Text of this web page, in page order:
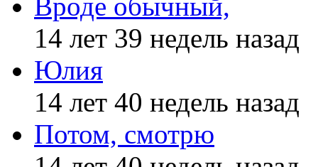
14 лет 39 недель назад
Юлия
14 лет 40 недель назад
Потом, смотрю